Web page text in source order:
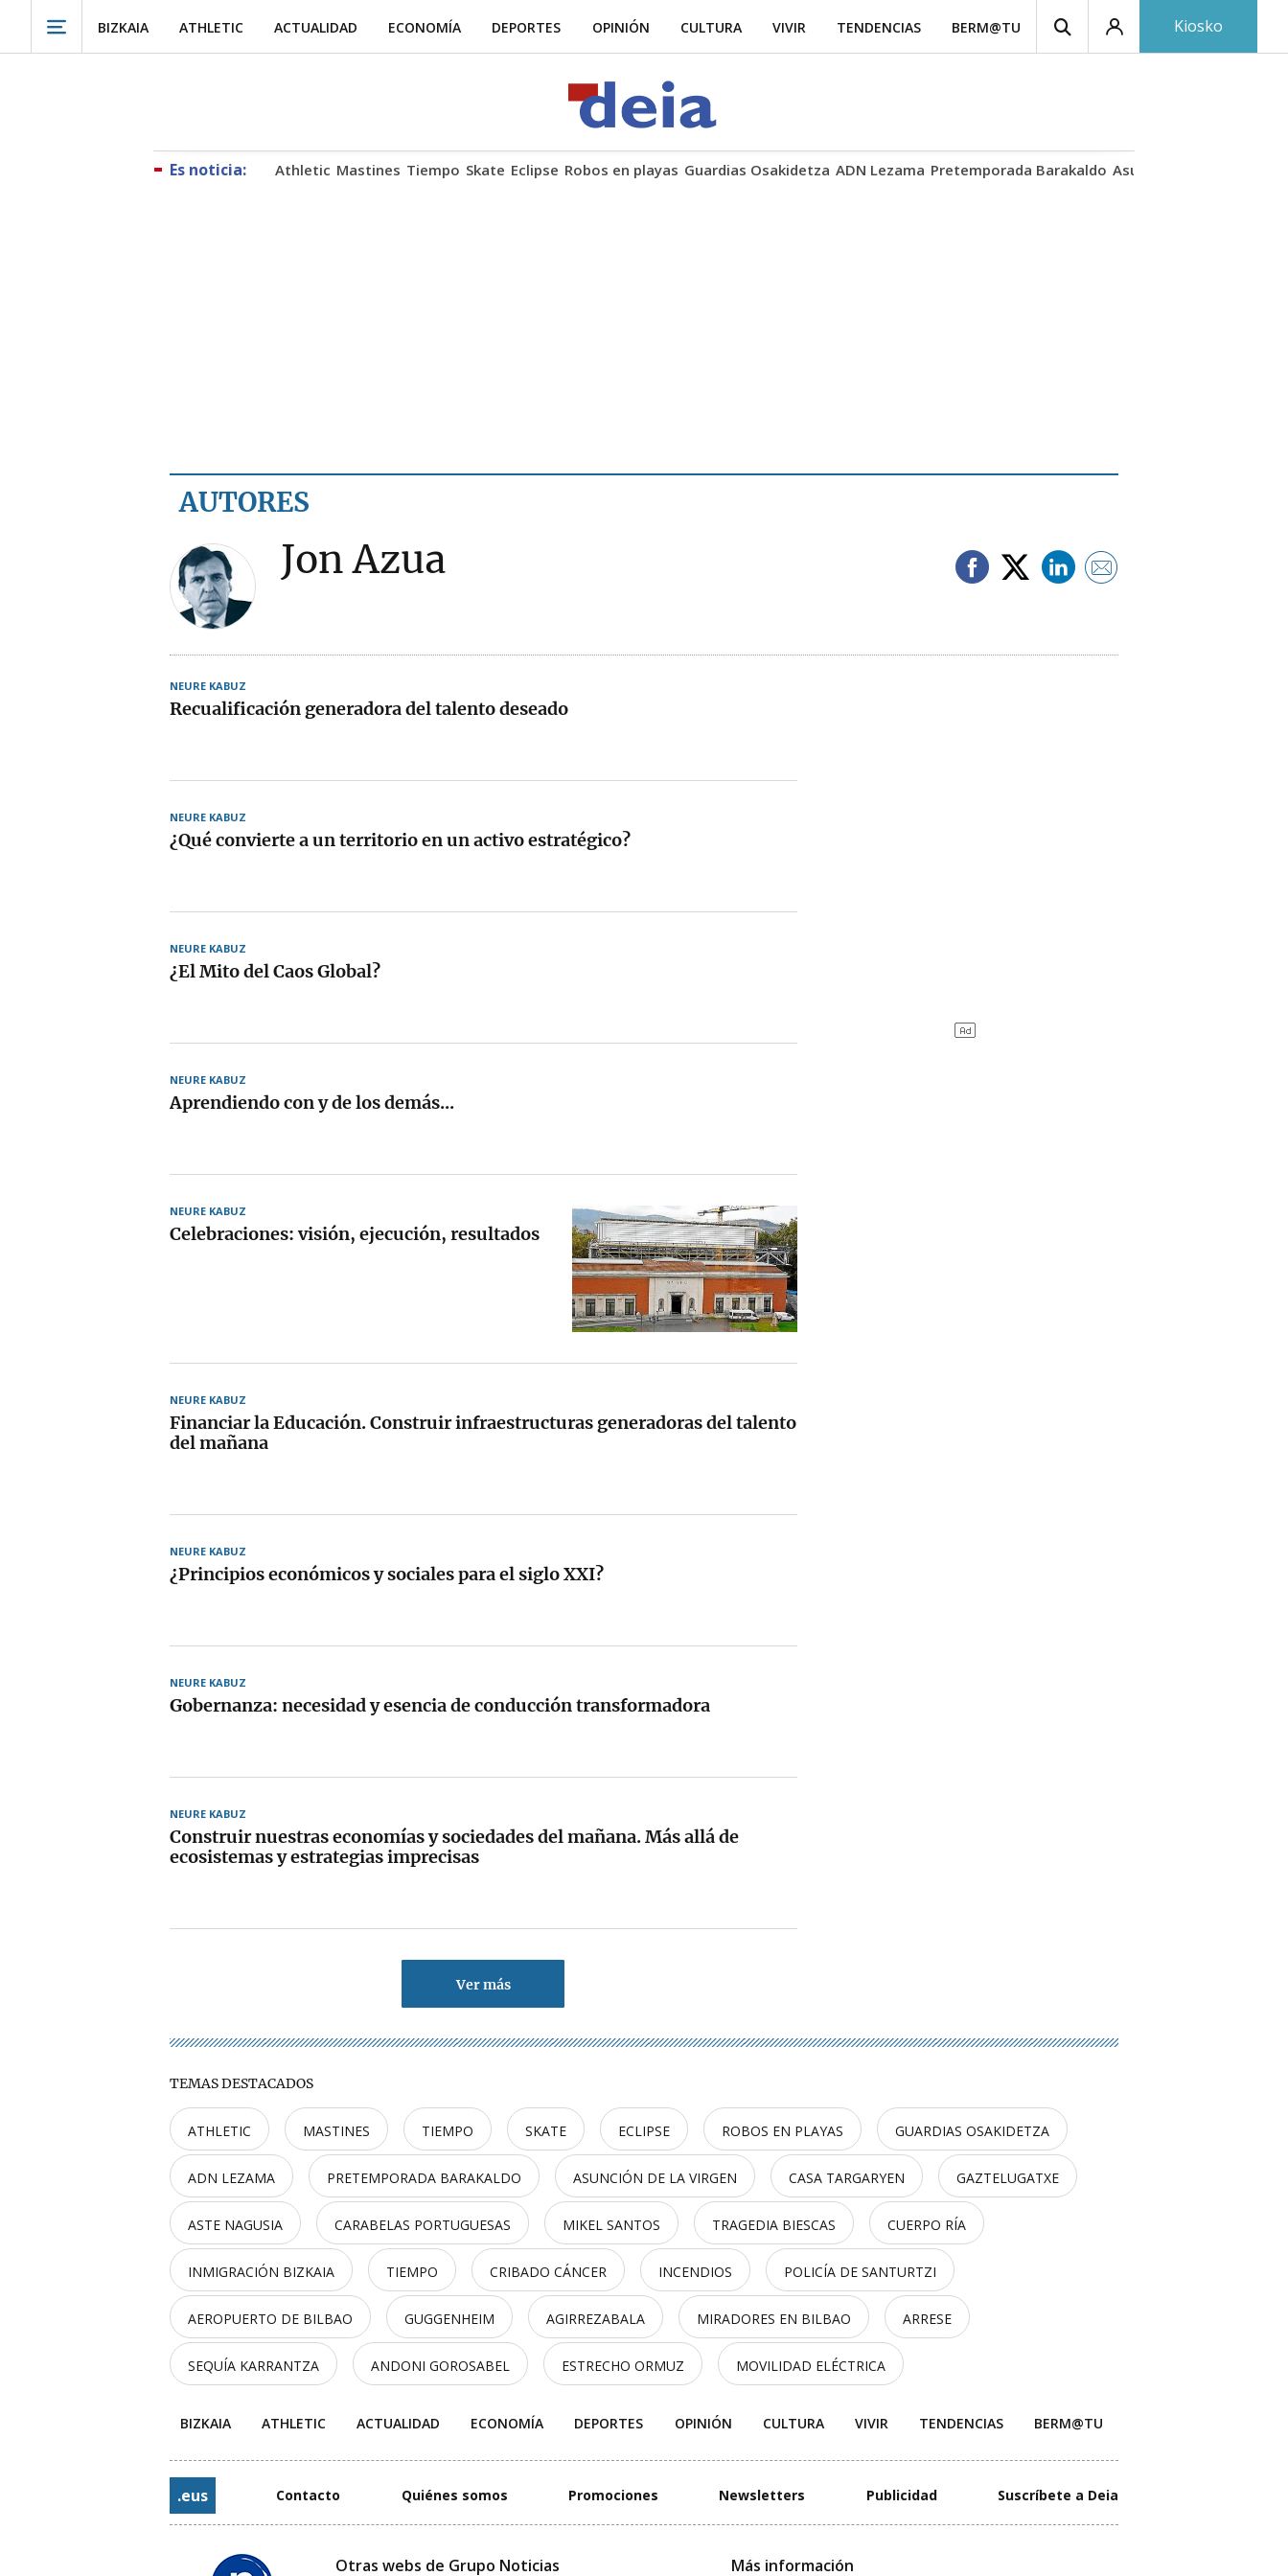
Athletic Mastines Tiempo Skate Eclipse Robos en playas Guardias Osakidetza ADN Lezama Pretemporada Barakaldo Asunción de la Virgen
BIZKAIA ATHLETIC ACTUALIDAD ECONOMÍA DEPORTES OPINIÓN CULTURA VIVIR TENDENCIAS BERM@TU Kiosko
AUTORES
Jon Azua
NEURE KABUZ
Recualificación generadora del talento deseado
NEURE KABUZ
¿Qué convierte a un territorio en un activo estratégico?
NEURE KABUZ
¿El Mito del Caos Global?
NEURE KABUZ
Aprendiendo con y de los demás...
NEURE KABUZ
Celebraciones: visión, ejecución, resultados
NEURE KABUZ
Financiar la Educación. Construir infraestructuras generadoras del talento
del mañana
NEURE KABUZ
¿Principios económicos y sociales para el siglo XXI?
NEURE KABUZ
Gobernanza: necesidad y esencia de conducción transformadora
NEURE KABUZ
Construir nuestras economías y sociedades del mañana. Más allá de
ecosistemas y estrategias imprecisas
Ver más
TEMAS DESTACADOS
ATHLETIC MASTINES TIEMPO SKATE ECLIPSE ROBOS EN PLAYAS GUARDIAS OSAKIDETZA
ADN LEZAMA PRETEMPORADA BARAKALDO ASUNCIÓN DE LA VIRGEN CASA TARGARYEN GAZTELUGATXE
ASTE NAGUSIA CARABELAS PORTUGUESAS MIKEL SANTOS TRAGEDIA BIESCAS CUERPO RÍA
INMIGRACIÓN BIZKAIA TIEMPO CRIBADO CÁNCER INCENDIOS POLICÍA DE SANTURTZI
AEROPUERTO DE BILBAO GUGGENHEIM AGIRREZABALA MIRADORES EN BILBAO ARRESE
SEQUÍA KARRANTZA ANDONI GOROSABEL ESTRECHO ORMUZ MOVILIDAD ELÉCTRICA
BIZKAIA ATHLETIC ACTUALIDAD ECONOMÍA DEPORTES OPINIÓN CULTURA VIVIR TENDENCIAS BERM@TU
.eus Contacto Quiénes somos Promociones Newsletters Publicidad Suscríbete a Deia
Otras webs de Grupo Noticias Más información